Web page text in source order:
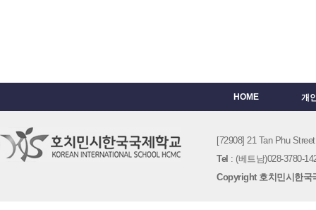
HOME 개
[72908] 21 Tan Phu
Tel : (베트남)028-3780-
Copyright 호치민시한국